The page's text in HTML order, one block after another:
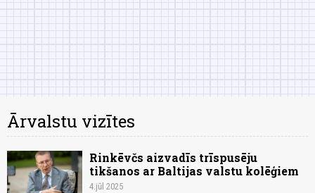
Ārvalstu vizītes
Rinkēvčs aizvadīs trīspusēju
tikšanos ar Baltijas valstu kolēģiem
4.jūl 2025